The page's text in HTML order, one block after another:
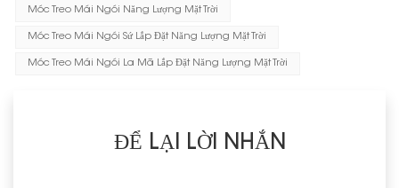
Móc Treo Mái Ngói Năng Lượng Mặt Trời
Móc Treo Mái Ngói Sứ Lắp Đặt Năng Lượng Mặt Trời
Móc Treo Mái Ngói La Mã Lắp Đặt Năng Lượng Mặt Trời
ĐỂ LẠI LỜI NHẮN